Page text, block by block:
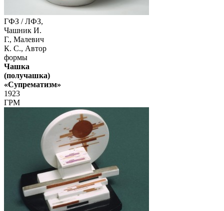
ГФЗ / ЛФЗ,
Чашник И.
Г., Малевич
К. С., Автор
формы
Чашка
(получашка)
«Супрематизм»
1923
ГРМ